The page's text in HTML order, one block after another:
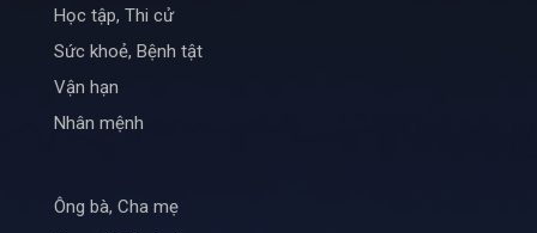
Học tập, Thi cử
Sức khoẻ, Bệnh tật
Vận hạn
Nhân mệnh
Ông bà, Cha mẹ